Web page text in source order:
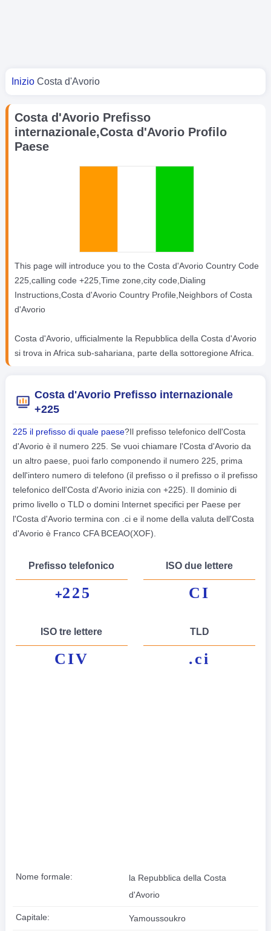
Tu sei qui
Inizio Costa d'Avorio
Costa d'Avorio Prefisso
internazionale,Costa d'Avorio Profilo
Paese
This page will introduce you to the Costa d'Avorio Country Code
225,calling code +225,Time zone,city code,Dialing
Instructions,Costa d'Avorio Country Profile,Neighbors of Costa
d'Avorio
Costa d'Avorio, ufficialmente la Repubblica della Costa d'Avorio
si trova in Africa sub-sahariana, parte della sottoregione Africa.
Costa d'Avorio Prefisso internazionale
+225
225 il prefisso di quale paese?Il prefisso telefonico dell'Costa
d'Avorio è il numero 225. Se vuoi chiamare l'Costa d'Avorio da
un altro paese, puoi farlo componendo il numero 225, prima
dell'intero numero di telefono (il prefisso o il prefisso o il prefisso
telefonico dell'Costa d'Avorio inizia con +225). Il dominio di
primo livello o TLD o domini Internet specifici per Paese per
l'Costa d'Avorio termina con .ci e il nome della valuta dell'Costa
d'Avorio è Franco CFA BCEAO(XOF).
Prefisso telefonico
+225
ISO due lettere
CI
ISO tre lettere
CIV
TLD
.ci
Nome formale:
la Repubblica della Costa
d'Avorio
Capitale: Yamoussoukro